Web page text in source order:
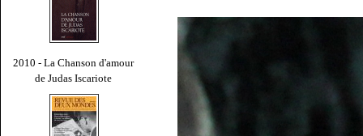
2010 - La Chanson d'amour
de Judas Iscariote